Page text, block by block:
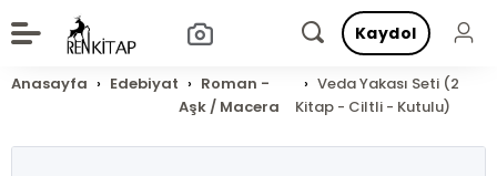
Kaydol
Anasayfa Edebiyat
Roman -
Aşk / Macera
Veda Yakası Seti (2
Kitap - Ciltli - Kutulu)